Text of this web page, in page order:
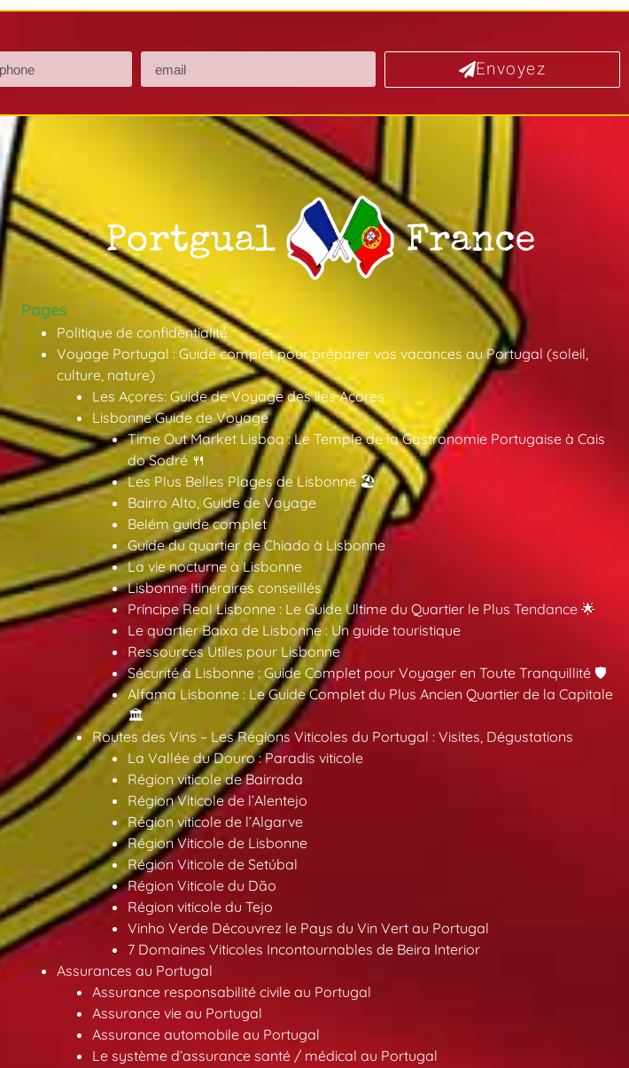
Envoyez
Pages
Politique de confidentialité
Voyage Portugal : Guide complet pour préparer vos vacances au Portugal (soleil,
culture, nature)
Les Açores: Guide de Voyage des îles Açores
Lisbonne Guide de Voyage
Time Out Market Lisboa : Le Temple de la Gastronomie Portugaise à Cais
do Sodré 🍴
Les Plus Belles Plages de Lisbonne 🏖️
Bairro Alto, Guide de Voyage
Belém guide complet
Guide du quartier de Chiado à Lisbonne
La vie nocturne à Lisbonne
Lisbonne Itinéraires conseillés
Príncipe Real Lisbonne : Le Guide Ultime du Quartier le Plus Tendance 🌟
Le quartier Baixa de Lisbonne : Un guide touristique
Ressources Utiles pour Lisbonne
Sécurité à Lisbonne : Guide Complet pour Voyager en Toute Tranquillité 🛡️
Alfama Lisbonne : Le Guide Complet du Plus Ancien Quartier de la Capitale
🏛️
Routes des Vins – Les Régions Viticoles du Portugal : Visites, Dégustations
La Vallée du Douro : Paradis viticole
Région viticole de Bairrada
Région Viticole de l’Alentejo
Région viticole de l’Algarve
Région Viticole de Lisbonne
Région Viticole de Setúbal
Région Viticole du Dão
Région viticole du Tejo
Vinho Verde Découvrez le Pays du Vin Vert au Portugal
7 Domaines Viticoles Incontournables de Beira Interior
Assurances au Portugal
Assurance responsabilité civile au Portugal
Assurance vie au Portugal
Assurance automobile au Portugal
Le système d’assurance santé / médical au Portugal